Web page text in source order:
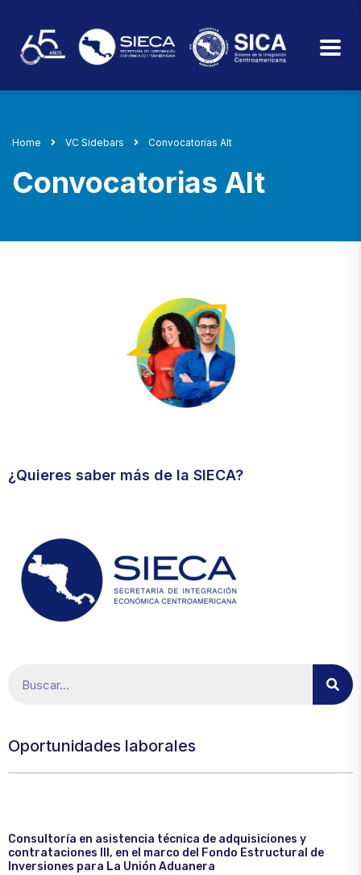
Home VC Sidebars Convocatorias Alt
Convocatorias Alt
¿Quieres saber más de la SIECA?
Oportunidades laborales
Consultoría en asistencia técnica de adquisiciones y
contrataciones III, en el marco del Fondo Estructural de
Inversiones para La Unión Aduanera